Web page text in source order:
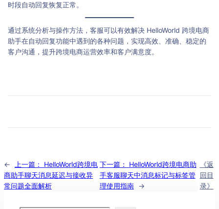
时段自动回复恢复正常。
通过系统分析与操作方法，客服可以有效解决 HelloWorld 跨境电商
助手在自动回复功能中遇到的各种问题，实现高效、准确、稳定的
客户沟通，提升跨境电商运营效率和客户满意度。
← 上一篇：
HelloWorld跨境电
商助手聊天消息延迟与接收异
常问题全面解析
下一篇：
HelloWorld跨境电商助
手客服聊天中消息标记与标签管
理使用指南
→
《返
回目
录》